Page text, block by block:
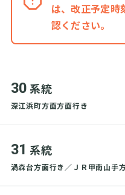
は、改正予定時
認ください。
30 系統
深江浜町方面方面行き
31 系統
渦森台方面行き／ＪＲ甲南山手